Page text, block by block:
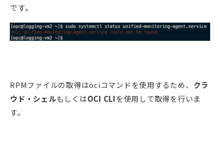
です。
RPMファイルの取得はociコマンドを使用するため、 クラ
ウド・シェルもしくはOCI CLIを使用して取得を行いま
す。